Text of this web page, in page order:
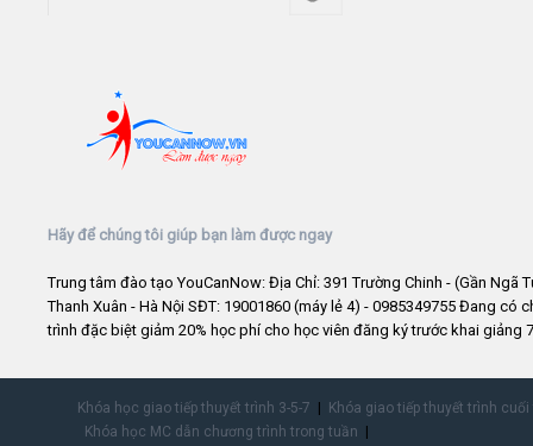
Hãy để chúng tôi giúp bạn làm được ngay
Trung tâm đào tạo YouCanNow: Địa Chỉ: 391 Trường Chinh - (Gần Ngã
Thanh Xuân - Hà Nội SĐT: 19001860 (máy lẻ 4) - 0985349755 Đang có
trình đặc biệt giảm 20% học phí cho học viên đăng ký trước khai giảng
Khóa học giao tiếp thuyết trình 3-5-7
Khóa giao tiếp thuyết trình
Khóa học MC dẫn chương trình trong tuần